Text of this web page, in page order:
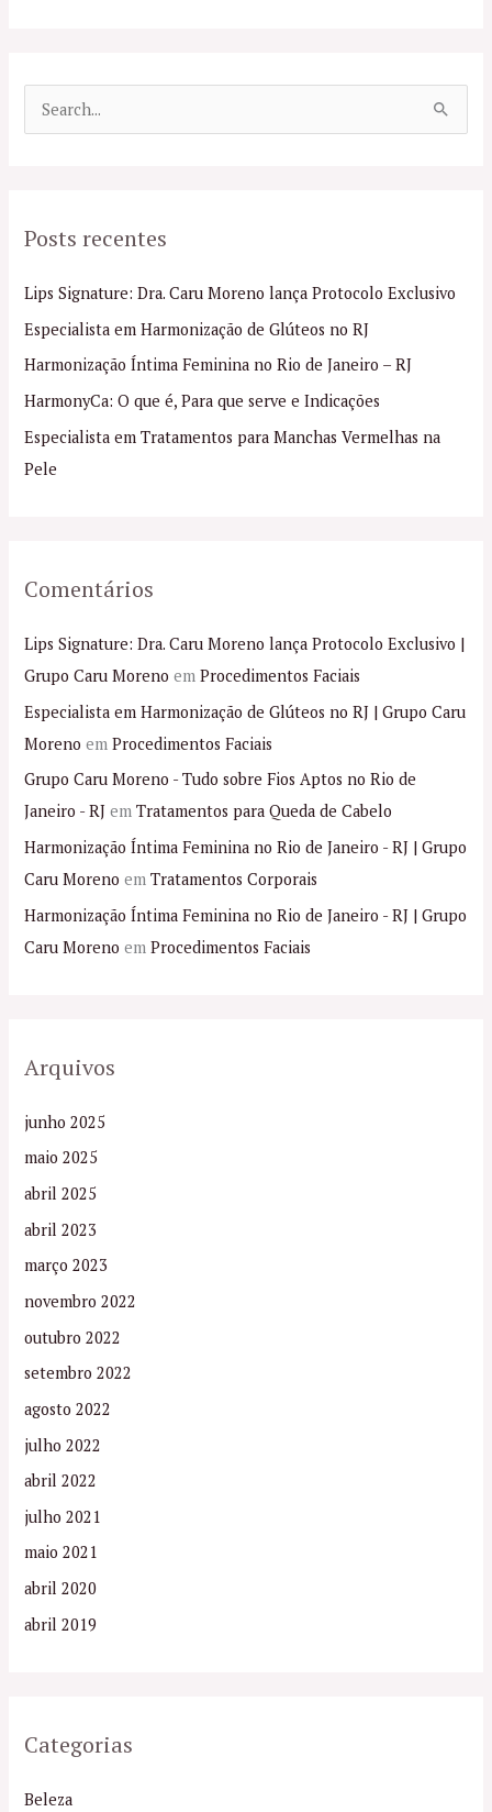
u
s
a
r
p
o
r
Posts recentes
Lips Signature: Dra. Caru Moreno lança Protocolo Exclusivo
Especialista em Harmonização de Glúteos no RJ
Harmonização Íntima Feminina no Rio de Janeiro – RJ
HarmonyCa: O que é, Para que serve e Indicações
Especialista em Tratamentos para Manchas Vermelhas na
Pele
Comentários
Lips Signature: Dra. Caru Moreno lança Protocolo Exclusivo |
Grupo Caru Moreno emProcedimentos Faciais
Especialista em Harmonização de Glúteos no RJ | Grupo Caru
Moreno emProcedimentos Faciais
Grupo Caru Moreno - Tudo sobre Fios Aptos no Rio de
Janeiro - RJ emTratamentos para Queda de Cabelo
Harmonização Íntima Feminina no Rio de Janeiro - RJ | Grupo
Caru Moreno emTratamentos Corporais
Harmonização Íntima Feminina no Rio de Janeiro - RJ | Grupo
Caru Moreno emProcedimentos Faciais
Arquivos
junho 2025
maio 2025
abril 2025
abril 2023
março 2023
novembro 2022
outubro 2022
setembro 2022
agosto 2022
julho 2022
abril 2022
julho 2021
maio 2021
abril 2020
abril 2019
Categorias
Beleza